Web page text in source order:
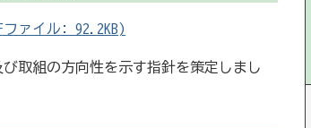
ファイル: 92.2KB)
取組の方向性を示す指針を策定しまし